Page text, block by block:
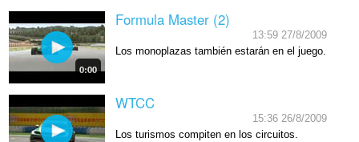
0:00
Formula Master (2)
13:59 27/8/2009
Los monoplazas también estarán en el juego.
WTCC
15:36 26/8/2009
Los turismos compiten en los circuitos.